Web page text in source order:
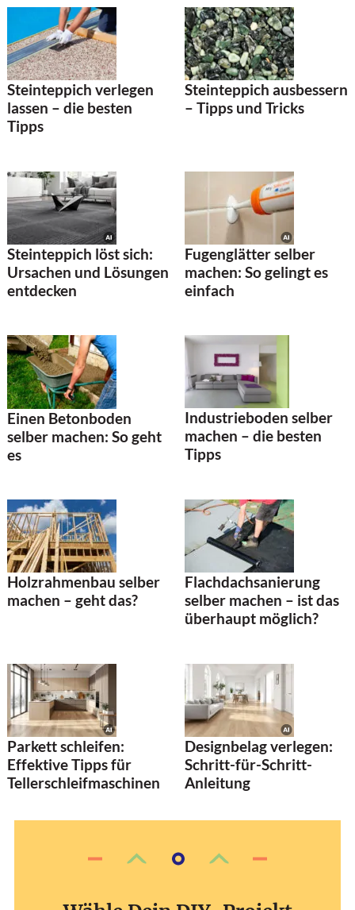
Steinteppich verlegen
lassen – die besten
Tipps
Steinteppich ausbessern
– Tipps und Tricks
Steinteppich löst sich:
Ursachen und Lösungen
entdecken
Fugenglätter selber
machen: So gelingt es
einfach
Einen Betonboden
selber machen: So geht
es
Industrieboden selber
machen – die besten
Tipps
Holzrahmenbau selber
machen – geht das?
Flachdachsanierung
selber machen – ist das
überhaupt möglich?
Parkett schleifen:
Effektive Tipps für
Tellerschleifmaschinen
Designbelag verlegen:
Schritt-für-Schritt-
Anleitung